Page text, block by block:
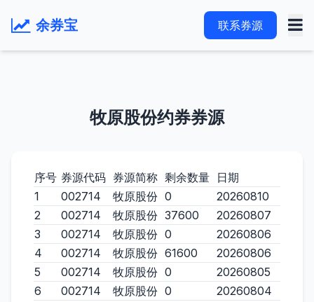
余券宝 联系券源
牧原股份约券券源
序号 券源代码 券源简称 剩余数量 日期
1
002714 牧原股份 0
20260810
2
002714 牧原股份 37600
20260807
3
002714 牧原股份 0
20260806
4
002714 牧原股份 61600
20260806
5
002714 牧原股份 0
20260805
6
002714 牧原股份 0
20260804